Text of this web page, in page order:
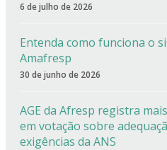
6 de julho de 2026
Entenda como funciona o
Amafresp
30 de junho de 2026
AGE da Afresp registra
em votação sobre
exigências da ANS